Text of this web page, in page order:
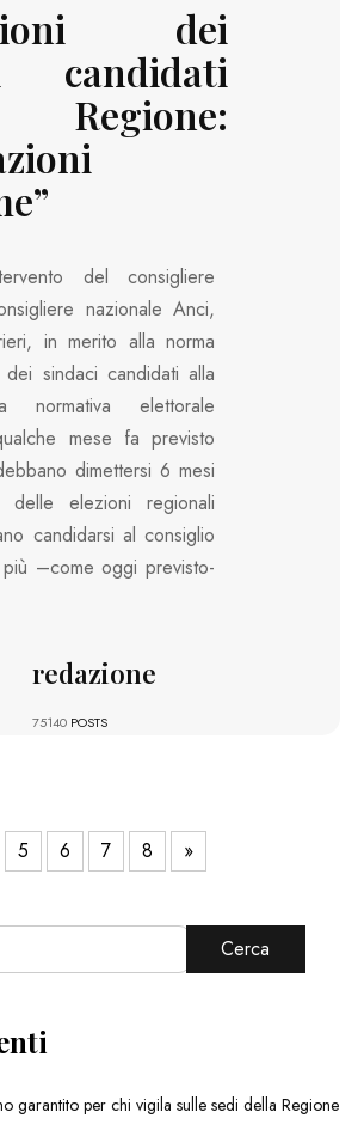
dei
candidati
del consigliere
nazionale Anci,
in merito alla norma
dei sindaci candidati alla
normativa elettorale
mese fa previsto
dimettersi 6 mesi
elezioni regionali
candidarsi al consiglio
–come oggi previsto-
redazione
75140 POSTS
5 6 7 8 »
Cerca
garantito per chi vigila sulle sedi della Regione